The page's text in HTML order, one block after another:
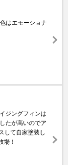
はエモーショナ
ジングフィンは
たが高いのでア
して自家塗装し
場！